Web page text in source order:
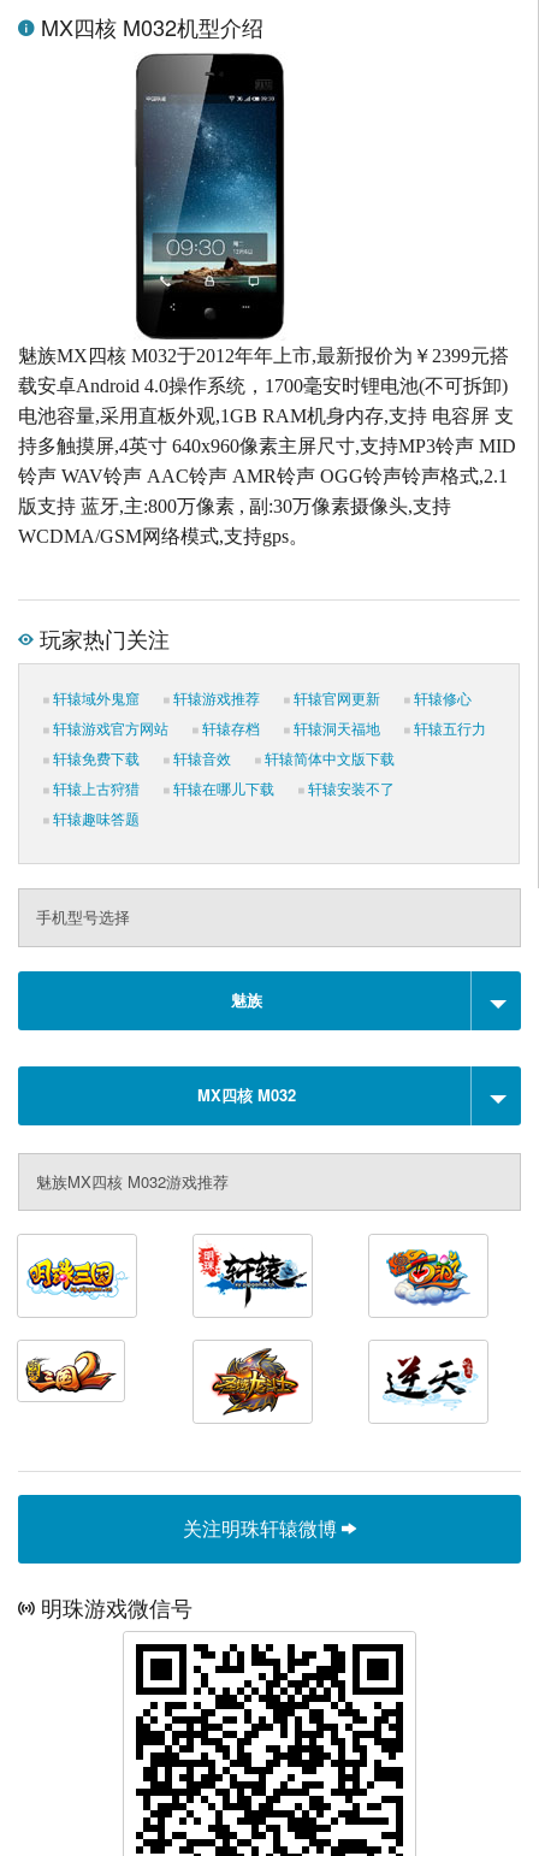
MX四核 M032机型介绍
魅族MX四核 M032于2012年年上市,最新报价为￥2399元搭
载安卓Android 4.0操作系统，1700毫安时锂电池(不可拆卸)
电池容量,采用直板外观,1GB RAM机身内存,支持 电容屏 支
持多触摸屏,4英寸 640x960像素主屏尺寸,支持MP3铃声 MID
铃声 WAV铃声 AAC铃声 AMR铃声 OGG铃声铃声格式,2.1
版支持 蓝牙,主:800万像素 , 副:30万像素摄像头,支持
WCDMA/GSM网络模式,支持gps。
玩家热门关注
轩辕域外鬼窟 轩辕游戏推荐 轩辕官网更新
轩辕修心
轩辕游戏官方网站
轩辕存档 轩辕洞天福地
轩辕五行力
轩辕免费下载
轩辕音效
轩辕简体中文版下载
轩辕上古狩猎
轩辕在哪儿下载
轩辕安装不了
轩辕趣味答题
手机型号选择
魅族
MX四核 M032
魅族MX四核 M032游戏推荐
关注明珠轩辕微博
明珠游戏微信号